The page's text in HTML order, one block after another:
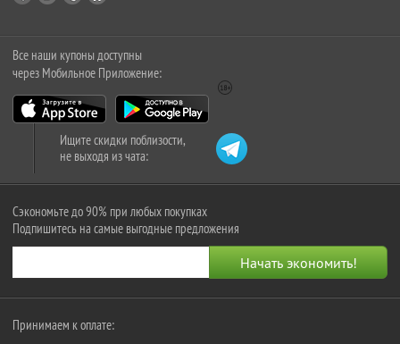
Все наши купоны доступны
через Мобильное Приложение:
Ищите скидки поблизости,
не выходя из чата:
Сэкономьте до 90% при любых покупках
Подпишитесь на самые выгодные предложения
Принимаем к оплате: